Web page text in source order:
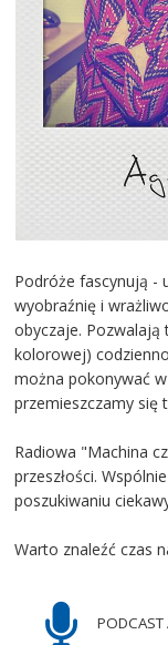
Podróże fascynują -
wyobraźnię i
obyczaje. Pozwalają
kolorowej)
można pokonywać
przemieszczamy się
Radiowa "Machina
przeszłości.
poszukiwaniu
Warto znaleźć czas
PODCAST